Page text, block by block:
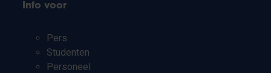
Info voor
Pers
Studenten
Personeel